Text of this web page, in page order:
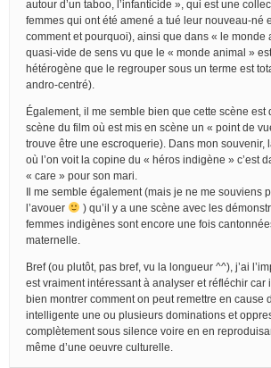
autour d’un taboo, l’infanticide », qui est une
femmes qui ont été amené a tué leur nouveau-né
comment et pourquoi), ainsi que dans « le monde
quasi-vide de sens vu que le « monde animal »
hétérogène que le regrouper sous un terme est
andro-centré).
Également, il me semble bien que cette scène est
scène du film où est mis en scène un « point de
trouve être une escroquerie). Dans mon souvenir,
où l’on voit la copine du « héros indigène » c’est
« care » pour son mari.
Il me semble également (mais je ne me souviens
l’avouer
) qu’il y a une scène avec les
femmes indigènes sont encore une fois
maternelle.
Bref (ou plutôt, pas bref, vu la longueur ^^), j’ai
est vraiment intéressant à analyser et réfléchir car
bien montrer comment on peut remettre en cause
intelligente une ou plusieurs dominations et
complètement sous silence voire en en
même d’une oeuvre culturelle.